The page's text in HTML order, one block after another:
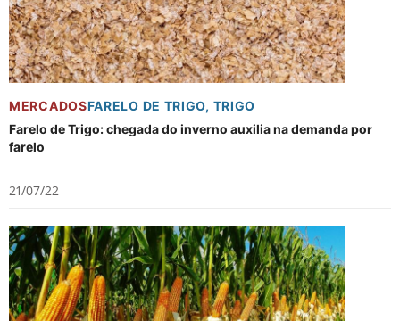
MERCADOSFARELO DE TRIGO, TRIGO
Farelo de Trigo: chegada do inverno auxilia na demanda por
farelo
21/07/22